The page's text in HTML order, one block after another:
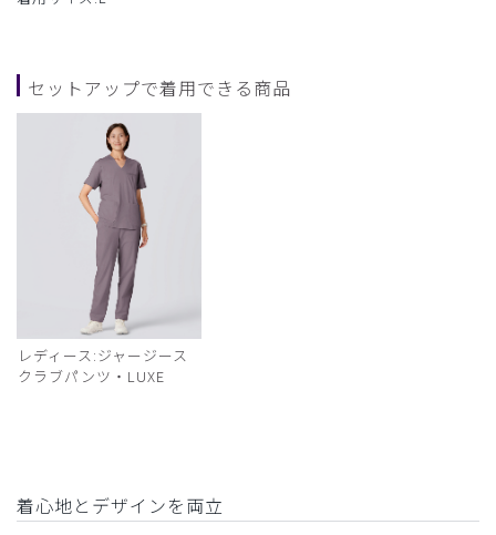
セットアップで着用できる商品
レディース:ジャージース
クラブパンツ・LUXE
着心地とデザインを両立